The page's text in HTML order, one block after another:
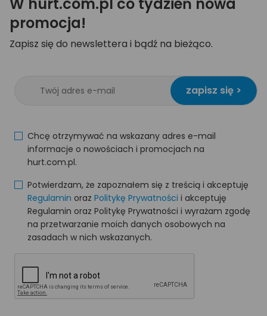
promocja!
Zapisz się do newslettera i bądź na bieżąco.
zapisz się >
Chcę otrzymywać na wskazany adres e-mail
informacje o nowościach i promocjach na
hurt.com.pl.
Potwierdzam, że zapoznałem się z treścią i akceptuję
Regulamin oraz Politykę Prywatności i akceptuję
Regulamin oraz Politykę Prywatności i wyrażam zgodę
na przetwarzanie moich danych osobowych na
zasadach w nich wskazanych.